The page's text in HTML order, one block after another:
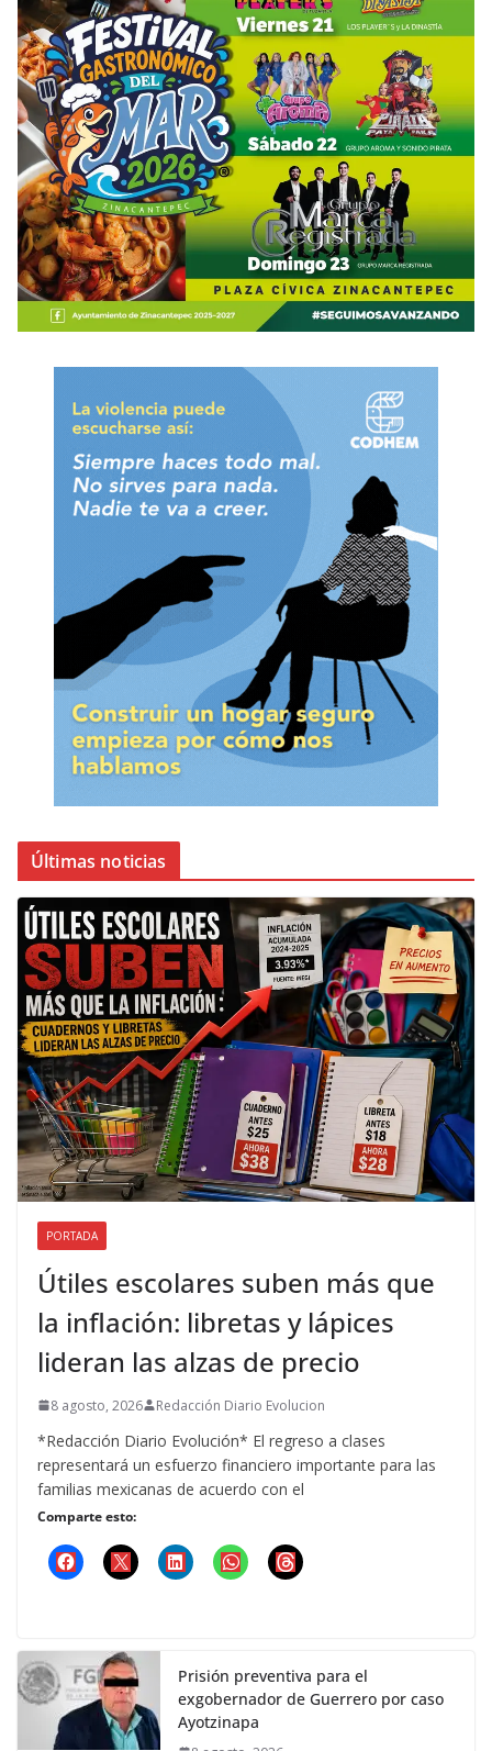
Últimas noticias
PORTADA
Útiles escolares suben más que
la inflación: libretas y lápices
lideran las alzas de precio
8 agosto, 2026 Redacción Diario Evolucion
*Redacción Diario Evolución* El regreso a clases
representará un esfuerzo financiero importante para las
familias mexicanas de acuerdo con el
Comparte esto:
Prisión preventiva para el
exgobernador de Guerrero por caso
Ayotzinapa